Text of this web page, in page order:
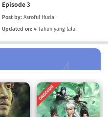
Episode 3
Post by: Asroful Huda
Updated on: 4 Tahun yang lalu
ONGOING